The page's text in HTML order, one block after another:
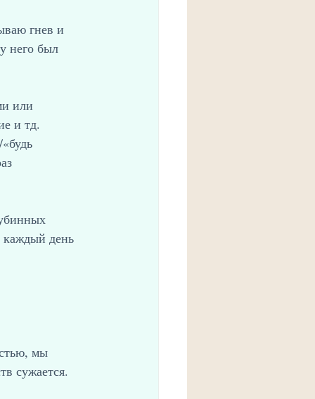
гнев и
у него был
или
и тд.
«будь
раз
день
мы
сужается.